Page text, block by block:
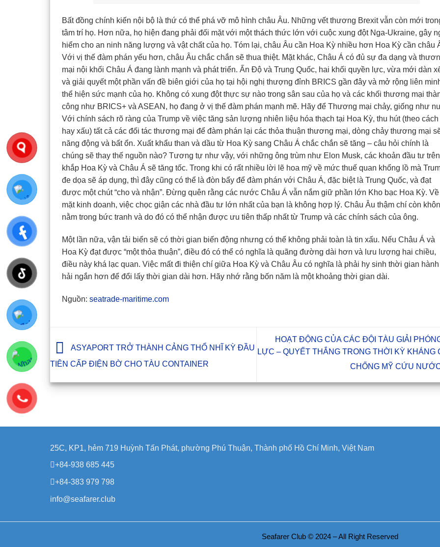
Bất đồng chính kiến nội bộ là thứ có thể phá vỡ mô hình châu Âu. Những vết thương Brexit vẫn còn mới
tâm trí họ. Hơn nữa, họ hiện đang phải đối mặt với một thách thức lớn với cuộc xung đột Nga-Ukraine, gây
hiểm cho an ninh năng lượng và vật chất của họ. Tóm lại, châu Âu cần Hoa Kỳ nhiều hơn Hoa Kỳ cần châu
Với vị thế đàm phán yếu hơn, châu Âu chắc chắn sẽ thua thiệt. Mặt khác, Châu Á có đủ sự đa dạng và
mại nội khối Châu Á đang lành mạnh và phát triển. Ấn Độ và Trung Quốc, hai khối quyền lực, vừa mới dàn
và giải quyết một phần vấn đề biên giới của họ tại hội nghị thượng đỉnh BRICS gần đây và mở rộng liên
thể hiện sức mạnh của họ. Không có xung đột thực sự nào trong sân sau của họ và các khối thương mại
công như BRICS+ và ASEAN, họ đang ở vị thế đàm phán mạnh mẽ. Hãy để Thương mại chảy, giống như
Với chính sách rõ ràng của Trump về việc tăng sản lượng nhiên liệu hóa thạch tại Hoa Kỳ, thu hút (theo cách
hay xấu) tất cả các đối tác thương mại để đàm phán lại các thỏa thuận thương mại, dòng chảy thương mại
năng động và bất ổn. Xuất khẩu than và dầu từ Hoa Kỳ sang Châu Á chắc chắn sẽ tăng – câu hỏi chính là
chúng sẽ thay thế nguồn nào? Tương tự như vậy, với những ông trùm như Elon Musk, các khoản đầu tư trên
khắp Hoa Kỳ và Châu Á sẽ tăng tốc. Trong khi có rất nhiều lời lẽ hoa mỹ về mức thuế quan khổng lồ mà
đe dọa sẽ áp dụng, thì đây cũng có thể là đòn bẩy để đàm phán với Châu Á, đặc biệt là Trung Quốc, và đạt
được một chút “cho và nhận”. Đừng quên rằng các nước Châu Á vẫn nắm giữ phần lớn Kho bạc Hoa Kỳ. Về
mặt kinh doanh, việc chọc giận các nhà đầu tư lớn nhất của bạn là không hợp lý. Châu Âu thậm chí còn
nằm trong bức tranh và do đó có thể nhận được ưu tiên thấp nhất từ Trump và các chính sách của ông.
Một lần nữa, vận tải biển sẽ có thời gian biến động nhưng có thể không phải toàn là tin xấu. Nếu Châu Á và
Hoa Kỳ đạt được “một thỏa thuận”, điều đó có thể có nghĩa là quãng đường dài hơn và lưu lượng hai chiều,
điều này khá lạc quan. Việc mất đi thiện chí giữa Hoa Kỳ và Châu Âu có nghĩa là phải hy sinh thời gian hành
hải ngắn hơn để đổi lấy thời gian dài hơn. Hãy nhớ rằng bốn năm là một khoảng thời gian dài.
Nguồn: seatrade-maritime.com
ASYAPORT TRỞ THÀNH CẢNG THỔ NHĨ KỲ ĐẦU
TIÊN CẤP ĐIỆN BỜ CHO TÀU CONTAINER
HOẠT ĐỘNG CỦA CÁC ĐỘI TÀU GIẢI
LỰC – QUYẾT THẮNG TRONG THỜI KỲ KHÁNG
CHỐNG MỸ CỨU
25C, KP1, hẻm 719 Huỳnh Tấn Phát, phường Phú Thuận, Thành phố Hồ Chí Minh, Việt Nam
+84-938 685 445
+84-383 979 798
info@seafarer.club
Seafarer Club © 2024 – All Right Reserved